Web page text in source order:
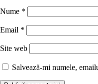
Nume *
Email *
Site web
Salvează-mi numele,